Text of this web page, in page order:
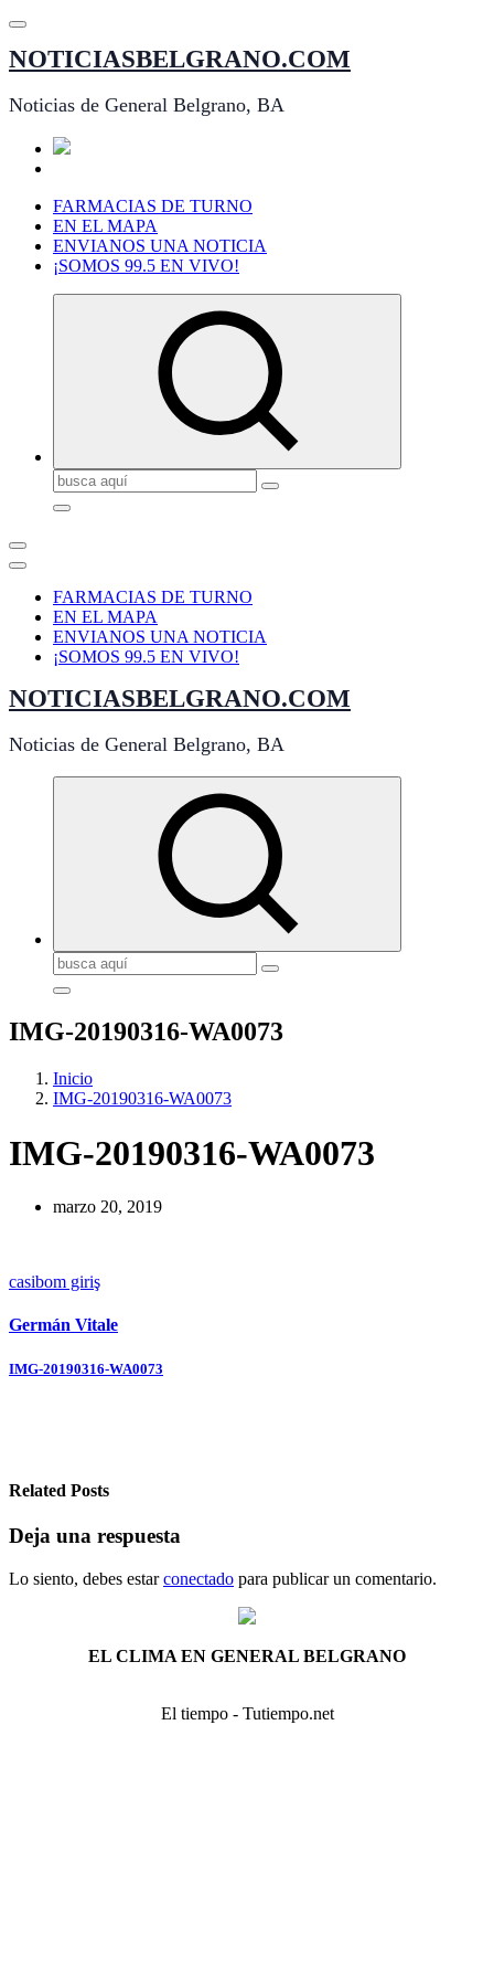
Saltar
contenido
NOTICIASBELGRANO.COM
Noticias de General Belgrano, BA
FARMACIAS DE TURNO
EN EL MAPA
ENVIANOS UNA NOTICIA
¡SOMOS 99.5 EN VIVO!
Buscar:
FARMACIAS DE TURNO
EN EL MAPA
ENVIANOS UNA NOTICIA
¡SOMOS 99.5 EN VIVO!
NOTICIASBELGRANO.COM
Noticias de General Belgrano, BA
Buscar:
IMG-20190316-WA0073
Inicio
IMG-20190316-WA0073
IMG-20190316-WA0073
marzo 20, 2019
casibom giriş
Germán Vitale
Navegación
IMG-20190316-WA0073
Related Posts
Deja una respuesta
Lo siento, debes estarconectado para publicar un comentario.
EL CLIMA EN GENERAL BELGRANO
El tiempo - Tutiempo.net